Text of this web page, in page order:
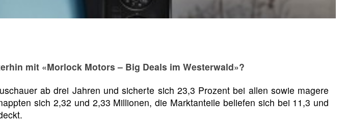
mit «Morlock Motors – Big Deals im Westerwald»?
ab drei Jahren und sicherte sich 23,3 Prozent bei allen sowie magere
sich 2,32 und 2,33 Millionen, die Marktanteile beliefen sich bei 11,3 und